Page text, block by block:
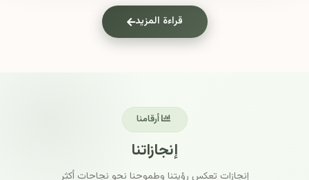
قراءة المزيد
أرقامنا
إنجازاتنا
إنجازات تعكس رؤيتنا وطموحنا نحو نجاحات أكثر